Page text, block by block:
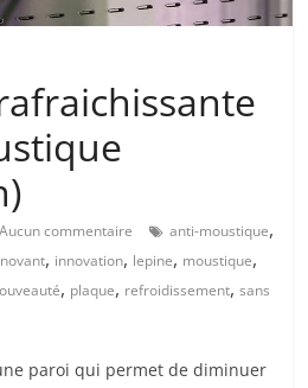
Aucun commentaire anti-moustique,
, innovation, lepine, moustique,
, plaque, refroidissement,sans
paroi qui permet de diminuer